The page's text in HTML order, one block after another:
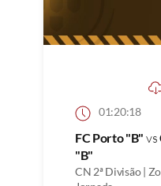
01:20:18
FC Porto "B" vs
"B"
CN 2ª Divisão |